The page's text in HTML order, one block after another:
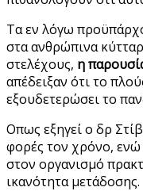
Τα εν λόγω
στα ανθρώπινα
στελέχους, η
απέδειξαν ότι το
εξουδετερώσει το
Οπως εξηγεί ο δρ
φορές τον χρόνο, ενώ
στον οργανισμό
ικανότητα μετάδοσης.